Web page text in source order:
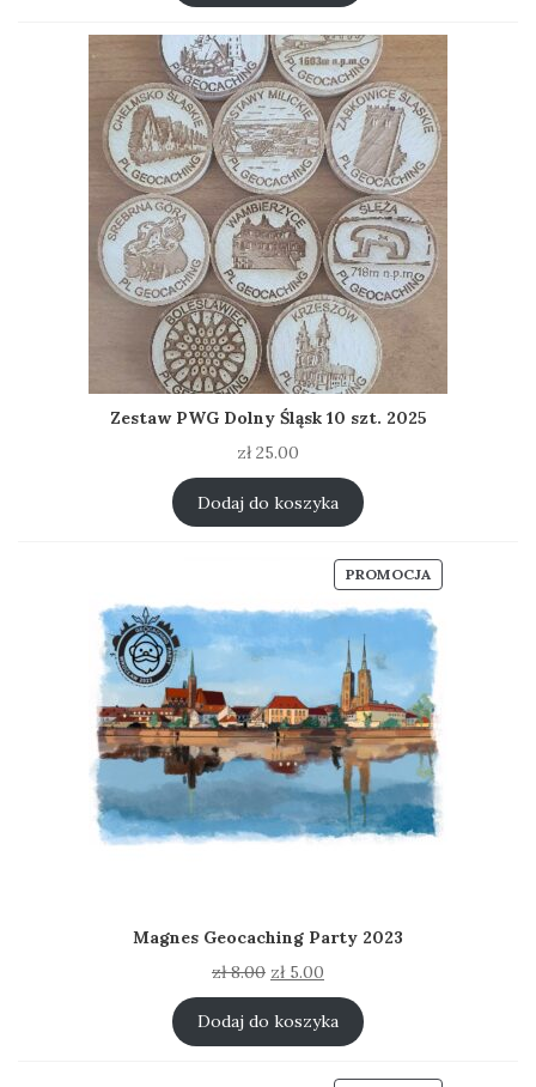
Zestaw PWG Dolny Śląsk 10 szt. 2025
zł25.00
Dodaj do koszyka
PROMOCJAPRODUKT
W
PROMOCJI
Magnes Geocaching Party 2023
zł8.00 Pierwotna
cena
wynosiła:
zł 8.00.
zł5.00
cena
wynosi:
zł 5.00.
Dodaj do koszyka